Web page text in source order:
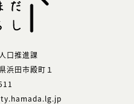
口推進課
浜田市殿町１